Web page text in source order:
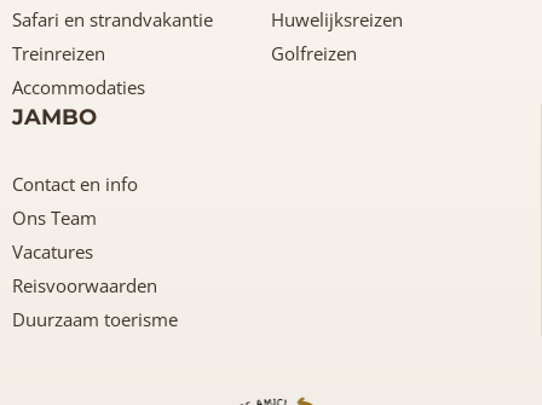
Safari en strandvakantie
Huwelijksreizen
Treinreizen
Golfreizen
Accommodaties
JAMBO
Contact en info
Ons Team
Vacatures
Reisvoorwaarden
Duurzaam toerisme